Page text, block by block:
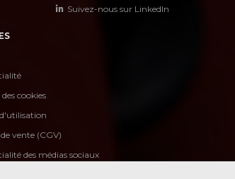
Suivez-nous sur LinkedIn
cookies
vente (CGV)
des médias sociaux